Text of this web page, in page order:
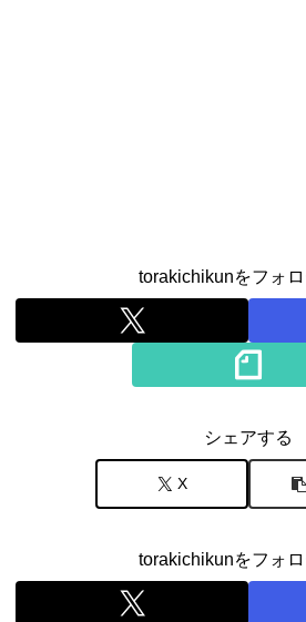
torakichikunをフォ
シェアする
X
torakichikunをフォ